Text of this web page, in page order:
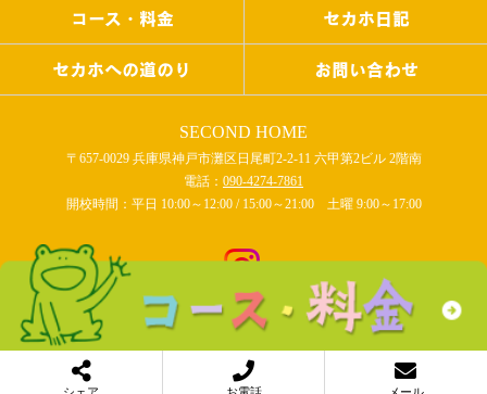
コース・料金 セカホ日記
セカホへの道のり お問い合わせ
SECOND HOME
〒657-0029 兵庫県神戸市灘区日尾町2-2-11 六甲第2ビル 2階南
電話： 090-4274-7861
開校時間：平日 10:00～12:00 / 15:00～21:00 土曜 9:00～17:00
COPYRIGHT © SECOND HOME All rights reserved.